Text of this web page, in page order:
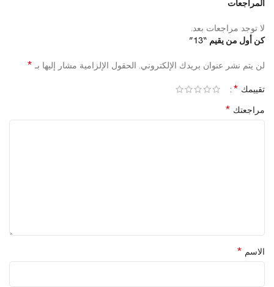
المراجعات
لا توجد مراجعات بعد.
كن أول من يقيم “13”
لن يتم نشر عنوان بريدك الإلكتروني. الحقول الإلزامية مشار إليها بـ *
تقييمك *
مراجعتك *
الاسم *